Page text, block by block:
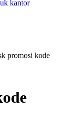
promosi kode